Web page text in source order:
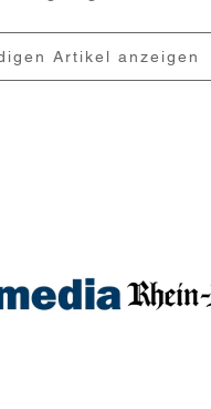
Artikel anzeigen